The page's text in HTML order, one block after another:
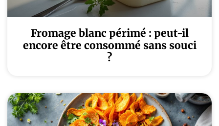
Fromage blanc périmé : peut-il
encore être consommé sans souci
?